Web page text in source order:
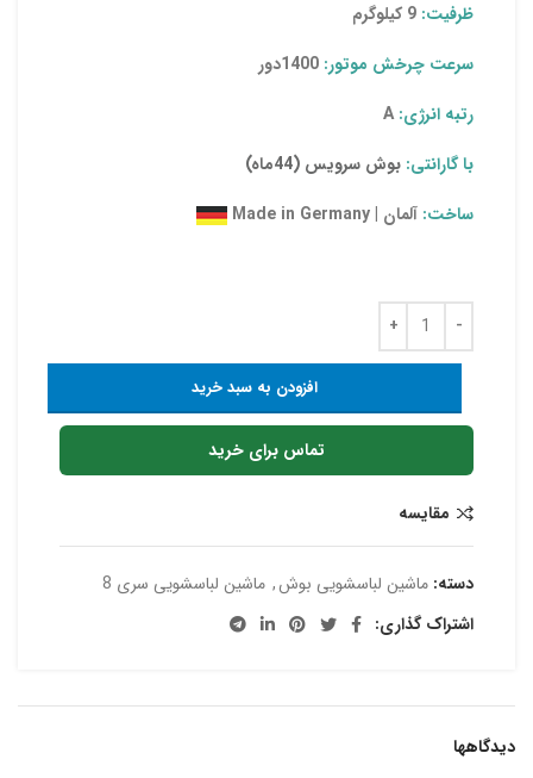
ظرفیت:
سرعت چرخش موتور:
رتبه انرژی:A
با گارانتی: بوش سرویس (44ماه)
ساخت: آلمان | Made in Germany
افزودن به سبد خرید
تماس برای خرید
مقایسه
دسته: ماشین لباسشویی بوش, ماشین لباسشویی سری 8
اشتراک گذاری:
دیدگاهها